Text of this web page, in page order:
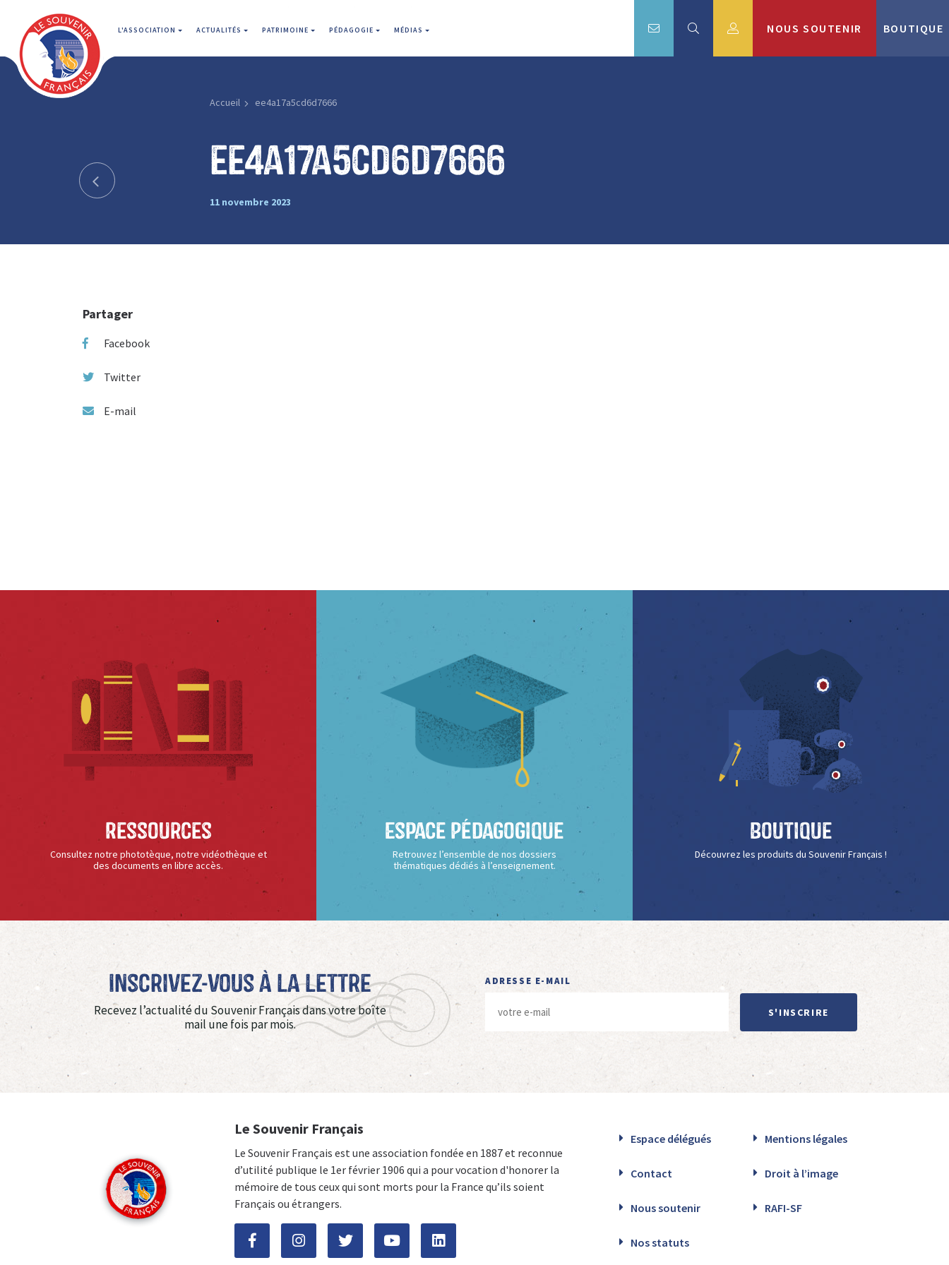
L'ASSOCIATION ACTUALITÉS PATRIMOINE PÉDAGOGIE MÉDIAS NOUS SOUTENIR BOUTIQUE
Accueil ee4a17a5cd6d7666
ee4a17a5cd6d7666
11 novembre 2023
Partager
Facebook
Twitter
E-mail
Ressources
Consultez notre phototèque, notre vidéothèque et
des documents en libre accès.
Espace Pédagogique
Retrouvez l’ensemble de nos dossiers
thématiques dédiés à l’enseignement.
Boutique
Découvrez les produits du Souvenir Français !
Inscrivez-vous à La Lettre
Recevez l’actualité du Souvenir Français dans votre boîte
mail une fois par mois.
ADRESSE E-MAIL
S'INSCRIRE
Le Souvenir Français
Le Souvenir Français est une association fondée en 1887 et reconnue
d’utilité publique le 1er février 1906 qui a pour vocation d'honorer la
mémoire de tous ceux qui sont morts pour la France qu’ils soient
Français ou étrangers.
Espace délégués Mentions légales
Contact Droit à l’image
Nous soutenir RAFI-SF
Nos statuts